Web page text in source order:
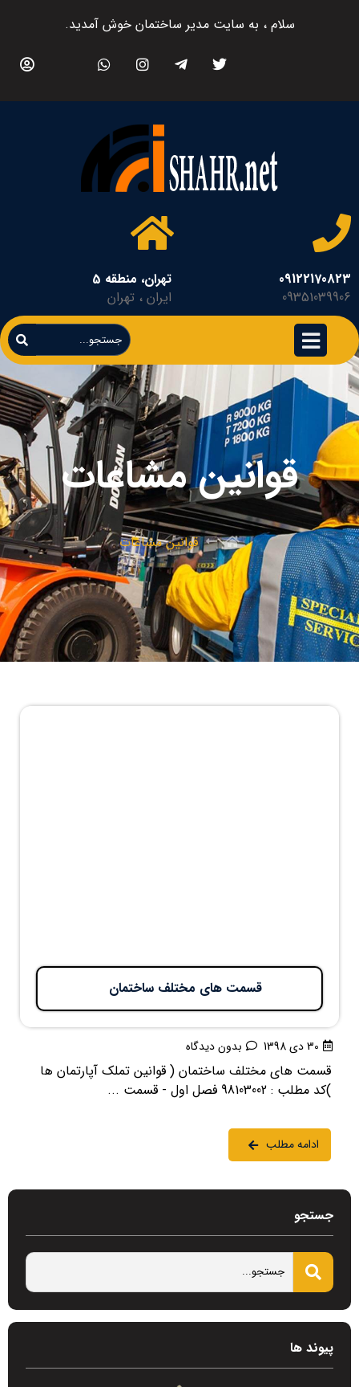
سلام ، به سایت مدیر ساختمان خوش آمدید.
09122170823
09351039906
تهران، منطقه 5
ایران ، تهران
قوانین مشاعات
قوانین مشاعات
قسمت های مختلف ساختمان
30 دی 1398 بدون دیدگاه
قسمت های مختلف ساختمان ( قوانین تملک آپارتمان ها
)کد مطلب : 98103002 فصل اول - قسمت ...
ادامه مطلب
جستجو
پیوند ها